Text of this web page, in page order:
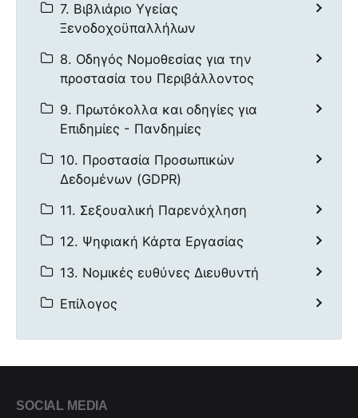
7. Βιβλιάριο Υγείας
Ξενοδοχοϋπαλλήλων
8. Οδηγός Νομοθεσίας για την
προστασία του Περιβάλλοντος
9. Πρωτόκολλα και οδηγίες για
Επιδημίες - Πανδημίες
10. Προστασία Προσωπικών
Δεδομένων (GDPR)
11. Σεξουαλική Παρενόχληση
12. Ψηφιακή Κάρτα Εργασίας
13. Νομικές ευθύνες Διευθυντή
Επίλογος
SOCIAL MEDIA